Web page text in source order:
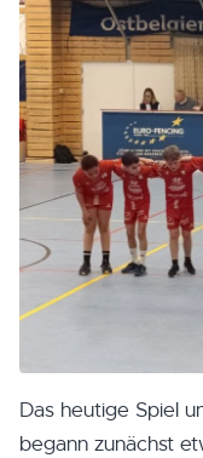
Das heutige Spiel
begann zunächst